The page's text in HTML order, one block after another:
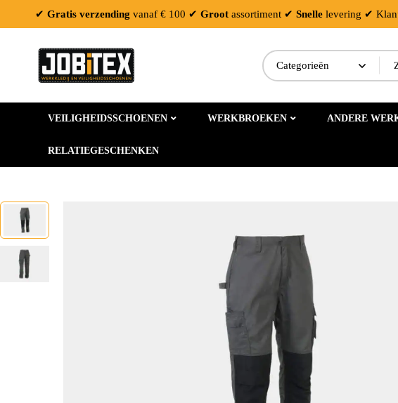
✔ Gratis verzending vanaf € 100 ✔ Groot assortiment ✔ Snelle levering ✔
VEILIGHEIDSSCHOENEN WERKBROEKEN ANDERE
RELATIEGESCHENKEN